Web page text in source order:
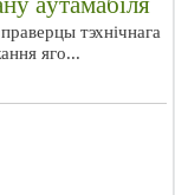
тэхнічнага
яго...